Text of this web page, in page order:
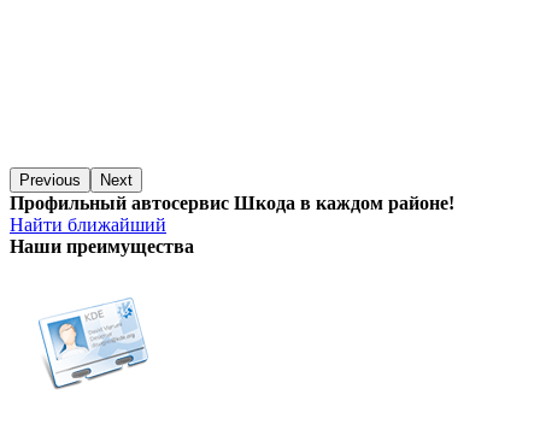
Previous Next
Профильный автосервис Шкода в каждом районе!
Найти ближайший
Наши преимущества